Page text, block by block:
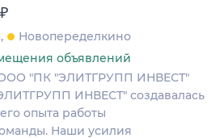
₽
Новопеределкино
объявлений
ООО "ПК "ЭЛИТГРУПП ИНВЕСТ"
ИНВЕСТ" создавалась
опыта работы
Наши усилия